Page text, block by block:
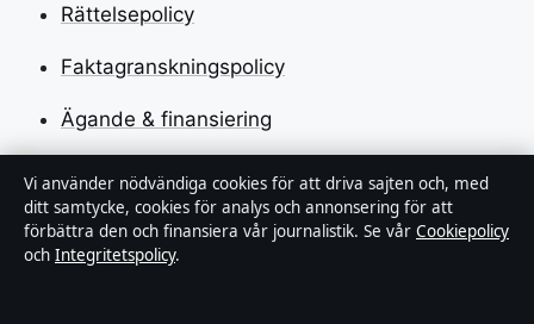
Rättelsepolicy
Faktagranskningspolicy
Ägande & finansiering
Integritetspolicy
Cookiepolicy
Vi använder nödvändiga cookies för att driva sajten och, med
ditt samtycke, cookies för analys och annonsering för att
förbättra den och finansiera vår journalistik. Se vår Cookiepolicy
och Integritetspolicy.